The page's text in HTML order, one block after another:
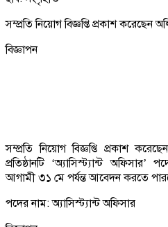
সম্প্রতি নিয়োগ বিজ্ঞপ্তি প্রকাশ করেছেন
বিজ্ঞাপন
সম্প্রতি নিয়োগ বিজ্ঞপ্তি প্রকাশ
প্রতিষ্ঠানটি ‘অ্যাসিস্ট্যান্ট
আগামী ৩১ মে পর্যন্ত আবেদন করতে
পদের নাম: অ্যাসিস্ট্যান্ট অফিসার